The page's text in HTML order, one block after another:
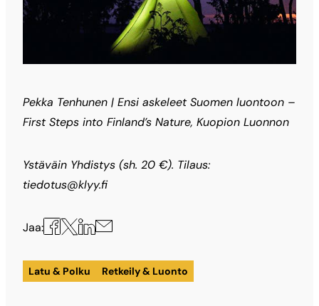
Pekka Tenhunen | Ensi askeleet Suomen luontoon –
First Steps into Finland’s Nature, Kuopion Luonnon
Ystäväin Yhdistys (sh. 20 €). Tilaus:
tiedotus@klyy.fi
Jaa: Jaa
Facebookissa
Jaa
X:ssä
Jaa
LinkedInissä
Jaa
sähköpostilla
Latu & Polku Retkeily & Luonto